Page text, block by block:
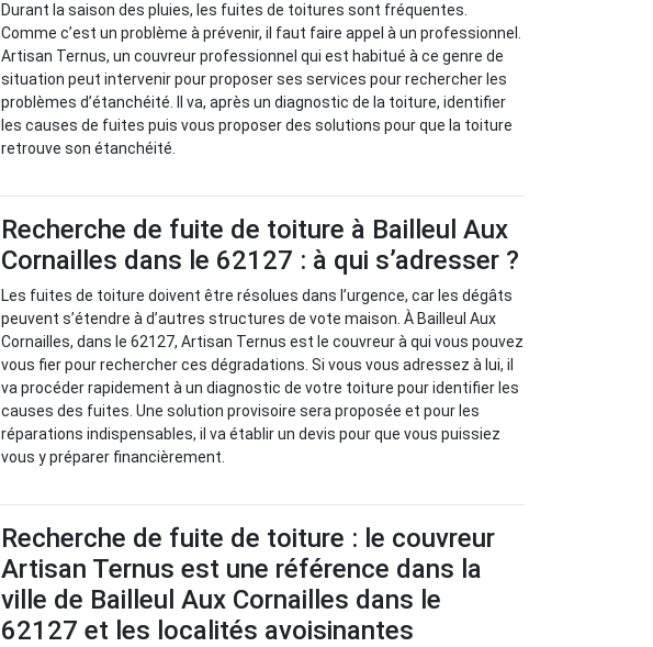
Durant la saison des pluies, les fuites de toitures sont fréquentes.
Comme c’est un problème à prévenir, il faut faire appel à un professionnel.
Artisan Ternus, un couvreur professionnel qui est habitué à ce genre de
situation peut intervenir pour proposer ses services pour rechercher les
problèmes d’étanchéité. Il va, après un diagnostic de la toiture, identifier
les causes de fuites puis vous proposer des solutions pour que la toiture
retrouve son étanchéité.
Recherche de fuite de toiture à Bailleul Aux
Cornailles dans le 62127 : à qui s’adresser ?
Les fuites de toiture doivent être résolues dans l’urgence, car les dégâts
peuvent s’étendre à d’autres structures de vote maison. À Bailleul Aux
Cornailles, dans le 62127, Artisan Ternus est le couvreur à qui vous pouvez
vous fier pour rechercher ces dégradations. Si vous vous adressez à lui, il
va procéder rapidement à un diagnostic de votre toiture pour identifier les
causes des fuites. Une solution provisoire sera proposée et pour les
réparations indispensables, il va établir un devis pour que vous puissiez
vous y préparer financièrement.
Recherche de fuite de toiture : le couvreur
Artisan Ternus est une référence dans la
ville de Bailleul Aux Cornailles dans le
62127 et les localités avoisinantes